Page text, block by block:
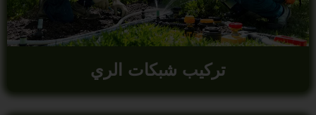
تركيب شبكات الري